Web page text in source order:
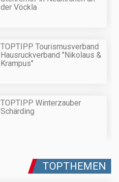
der Vöckla
TOPTIPP Tourismusverband
Hausruckverband "Nikolaus &
Krampus"
TOPTIPP Winterzauber
Schärding
TOPTHEMEN